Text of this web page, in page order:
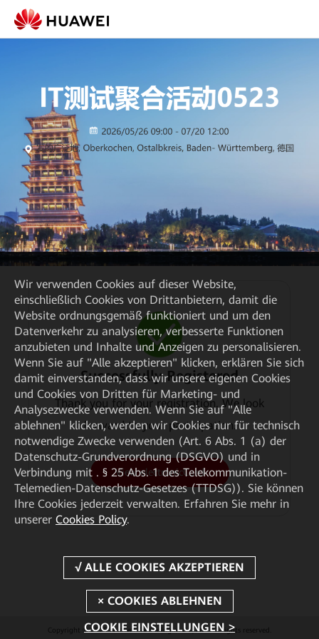
Successfully Registered
Thank you for your registration. We look
forward to your participation.
View electronicCard
Copyright © 2026 Huawei Technologies Co., Ltd. All rights reserved.
Wir verwenden Cookies auf dieser Website,
einschließlich Cookies von Drittanbietern, damit die
Website ordnungsgemäß funktioniert und um den
Datenverkehr zu analysieren, verbesserte Funktionen
anzubieten und Inhalte und Anzeigen zu personalisieren.
Wenn Sie auf "Alle akzeptieren" klicken, erklären Sie sich
damit einverstanden, dass wir unsere eigenen Cookies
und Cookies von Dritten für Marketing- und
Analysezwecke verwenden. Wenn Sie auf "Alle
ablehnen" klicken, werden wir Cookies nur für technisch
notwendige Zwecke verwenden (Art. 6 Abs. 1 (a) der
Datenschutz-Grundverordnung (DSGVO) und in
Verbindung mit . § 25 Abs. 1 des Telekommunikation-
Telemedien-Datenschutz-Gesetzes (TTDSG)). Sie können
Ihre Cookies jederzeit verwalten. Erfahren Sie mehr in
unserer Cookies Policy.
COOKIE EINSTELLUNGEN >